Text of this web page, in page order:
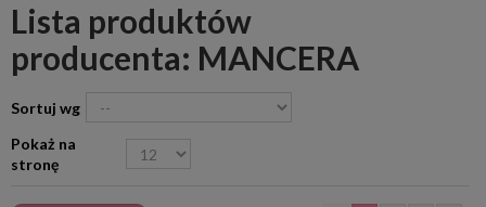
Lista produktów
producenta: MANCERA
Sortuj wg
Pokaż na
stronę